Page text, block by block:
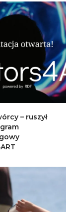
– ruszył